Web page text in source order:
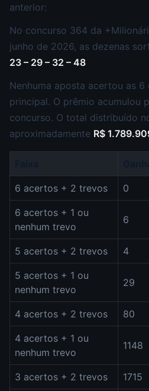
anterior:
No concurso 364 da
junho de 2026, as dezenas
23 – 29 – 32 – 48
Nenhuma aposta acertou as 6
principal. O prêmio acumulou
concurso. O total distribuído
aproximadamente R$
6 acertos + 2 trevos 0
6 acertos + 1 ou
nenhum trevo
6
5 acertos + 2 trevos 4
5 acertos + 1 ou
nenhum trevo
29
4 acertos + 2 trevos 80
4 acertos + 1 ou
nenhum trevo
1148
3 acertos + 2 trevos 1715